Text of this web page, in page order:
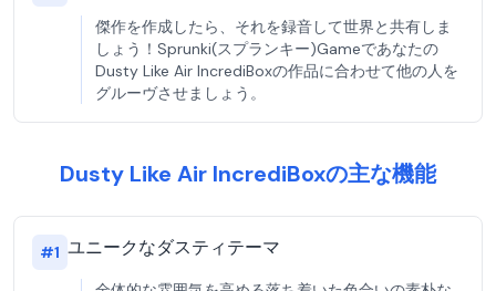
傑作を作成したら、それを録音して世界と共有しま
しょう！Sprunki(スプランキー)Gameであなたの
Dusty Like Air IncrediBoxの作品に合わせて他の人を
グルーヴさせましょう。
Dusty Like Air IncrediBoxの主な機能
#1 ユニークなダスティテーマ